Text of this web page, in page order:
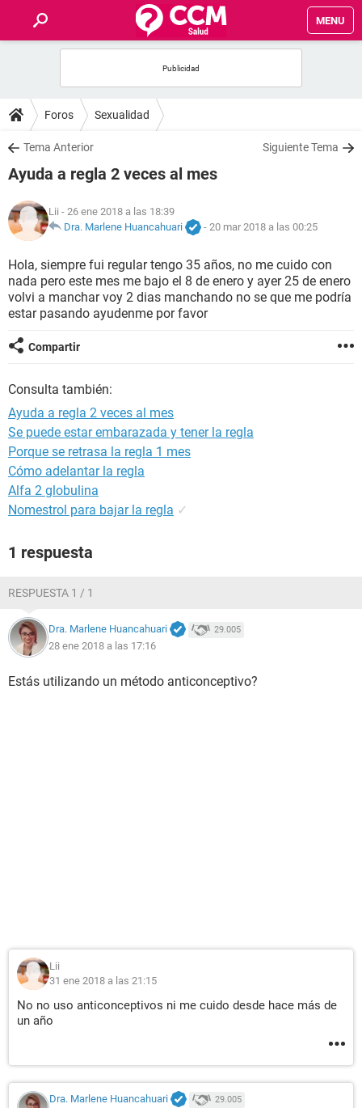
MENU
FOROS
SALUD
FAMILIA
NUTRICIÓN
BIENESTAR
SEXUALIDAD
GLOSARIO
Foros Sexualidad
Tema Anterior Siguiente Tema
Ayuda a regla 2 veces al mes
Lii - 26 ene 2018 a las 18:39
Dra. Marlene Huancahuari
- 20 mar 2018 a las 00:25
Hola, siempre fui regular tengo 35 años, no me cuido con
nada pero este mes me bajo el 8 de enero y ayer 25 de enero
volvi a manchar voy 2 dias manchando no se que me podría
estar pasando ayudenme por favor
Compartir
Consulta también:
Ayuda a regla 2 veces al mes
Se puede estar embarazada y tener la regla
Porque se retrasa la regla 1 mes
Cómo adelantar la regla
Alfa 2 globulina
Nomestrol para bajar la regla ✓
1 respuesta
RESPUESTA 1 / 1
Dra. Marlene Huancahuari 29.005
28 ene 2018 a las 17:16
Estás utilizando un método anticonceptivo?
Lii
31 ene 2018 a las 21:15
No no uso anticonceptivos ni me cuido desde hace más de
un año
Dra. Marlene Huancahuari 29.005